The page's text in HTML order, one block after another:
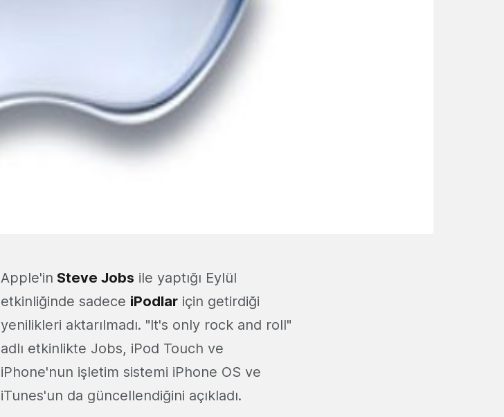
Apple'in Steve Jobs ile yaptığı Eylül
etkinliğinde sadece iPodlar için getirdiği
yenilikleri aktarılmadı. "It's only rock and roll"
adlı etkinlikte Jobs, iPod Touch ve
iPhone'nun işletim sistemi iPhone OS ve
iTunes'un da güncellendiğini açıkladı.